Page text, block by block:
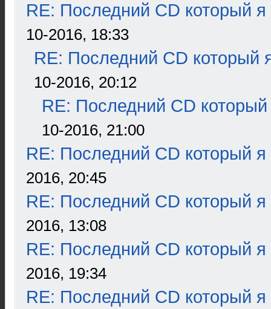
RE: Последний CD который я
10-2016, 18:33
RE: Последний CD который
10-2016, 20:12
RE: Последний CD который
10-2016, 21:00
RE: Последний CD который я
2016, 20:45
RE: Последний CD который я
2016, 13:08
RE: Последний CD который я
2016, 19:34
RE: Последний CD который я